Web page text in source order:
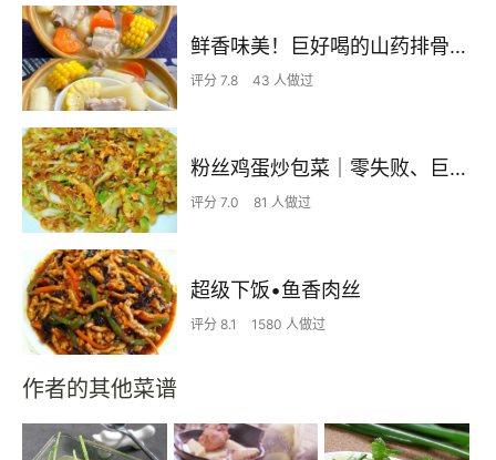
鲜香味美！巨好喝的山药排骨汤！！
评分 7.8 43 人做过
粉丝鸡蛋炒包菜｜零失败、巨下饭
评分 7.0 81 人做过
超级下饭•鱼香肉丝
评分 8.1 1580 人做过
作者的其他菜谱